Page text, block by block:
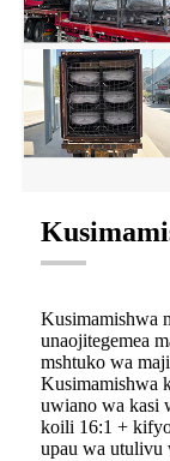
Kusimamishwa
unaojitegemea
mshtuko wa
Kusimamishwa
uwiano wa kasi
koili 16:1 +
upau wa utulivu